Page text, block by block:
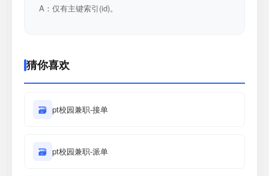
A：仅有主键索引(id)。
猜你喜欢
🗃 pt校园兼职-接单
🗃 pt校园兼职-派单